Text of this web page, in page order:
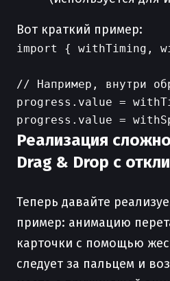
Вот краткий пример:
import { withTiming,
// Например, внутри
progress.value =
Реализация
Drag & Drop с
Теперь давайте
пример: анимацию
карточки с помощью
следует за пальцем и